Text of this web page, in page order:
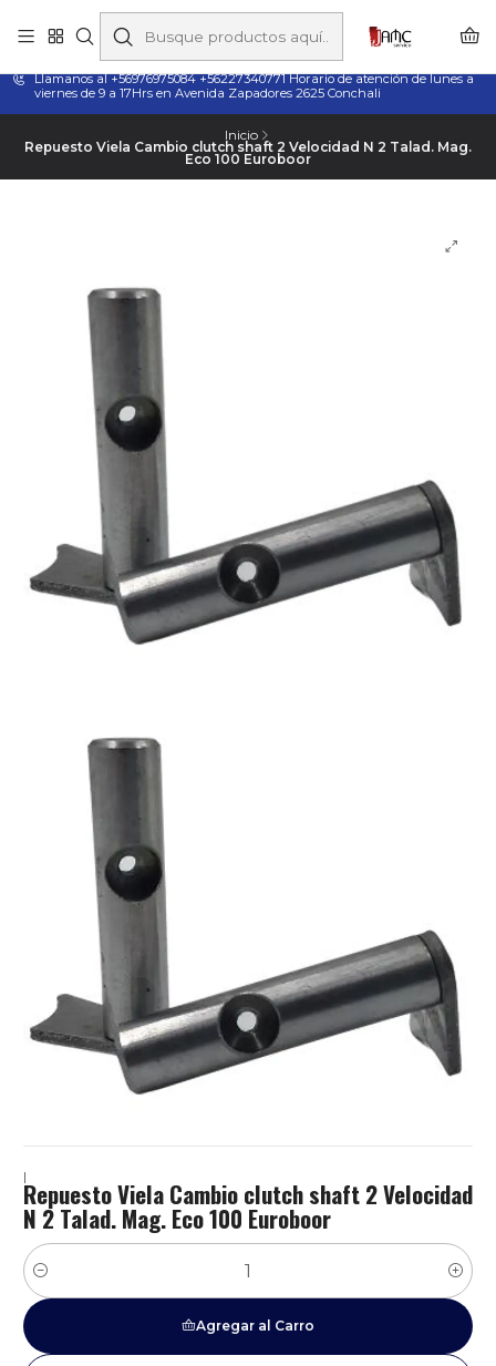
Taladros Magnéticos en Chile | Venta, Arriendo y Servicio
Técnico
Llamanos al +56976975084 +56227340771 Horario de atención de lunes a
viernes de 9 a 17Hrs en Avenida Zapadores 2625 Conchali
Inicio
Repuesto Viela Cambio clutch shaft 2 Velocidad N 2 Talad. Mag.
Eco 100 Euroboor
|
Repuesto Viela Cambio clutch shaft 2 Velocidad
N 2 Talad. Mag. Eco 100 Euroboor
Cantidad
Agregar al Carro